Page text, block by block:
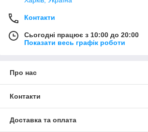
Контакти
Сьогодні працює з 10:00 до 20:00
Показати весь графік роботи
Про нас
Контакти
Доставка та оплата